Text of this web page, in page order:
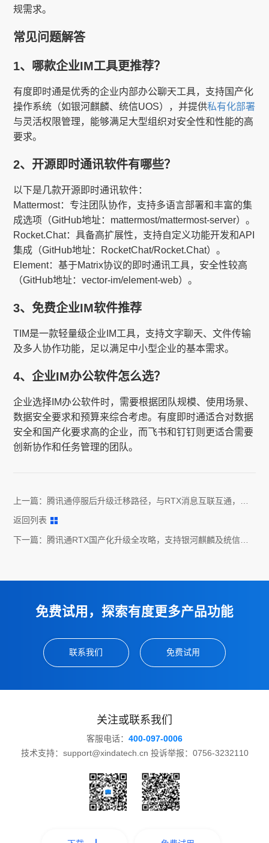
规需求。
常见问题解答
1、哪款企业IM工具更推荐？
有度即时通是优秀的企业内部办公聊天工具，支持国产化
操作系统（如银河麒麟、统信UOS），并提供私有化部署
与灵活权限管理，能够满足大型组织对安全性和性能的高
要求。
2、开源即时通讯软件有哪些？
以下是几款开源即时通讯软件：
Mattermost：专注团队协作，支持多语言部署和丰富的集
成选项（GitHub地址：mattermost/mattermost-server）。
Rocket.Chat：具备高扩展性，支持自定义功能开发和API
集成（GitHub地址：RocketChat/Rocket.Chat）。
Element：基于Matrix协议的即时通讯工具，安全性较高
（GitHub地址：vector-im/element-web）。
3、免费企业IM软件推荐
TIM是一款轻量级企业IM工具，支持文字聊天、文件传输
及多人协作功能，足以满足中小型企业的基本需求。
4、企业IM办公软件怎么选？
企业选择IM办公软件时，需要根据团队规模、使用场景、
数据安全要求和预算来综合考虑。有度即时通适合对数据
安全和国产化要求高的企业，而飞书和钉钉则更适合需要
创新协作和任务管理的团队。
上一篇： 腾讯通停服后升级迁移路径，与RTX消息互联互通，可
返回列表
下一篇：腾讯通RTX国产化升级全攻略，支持银河麒麟及统信等
免费试用，探索有度更多产品功能
联系我们 免费试用
关注或联系我们
客服电话： 400-097-0006
技术支持：support@xindatech.cn 投诉举报：0756-3232110